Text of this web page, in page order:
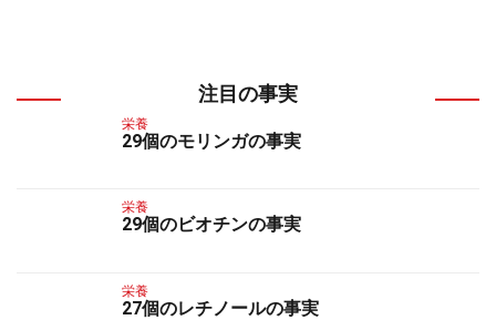
注目の事実
栄養
29個のモリンガの事実
栄養
29個のビオチンの事実
栄養
27個のレチノールの事実